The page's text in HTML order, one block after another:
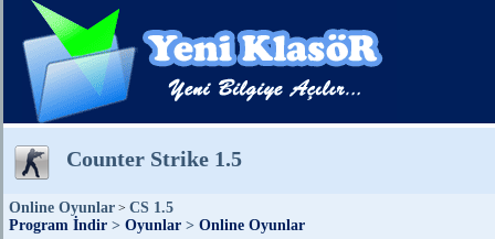
Counter Strike 1.5
Online Oyunlar > CS 1.5
Program İndir > Oyunlar > Online Oyunlar